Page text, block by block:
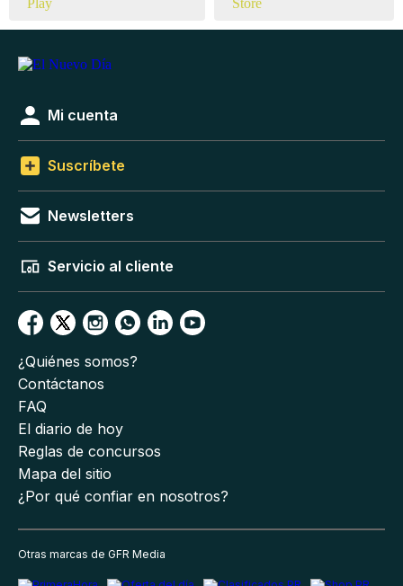
Mi cuenta
Suscríbete
Newsletters
Servicio al cliente
¿Quiénes somos?
Contáctanos
FAQ
El diario de hoy
Reglas de concursos
Mapa del sitio
¿Por qué confiar en nosotros?
Otras marcas de GFR Media